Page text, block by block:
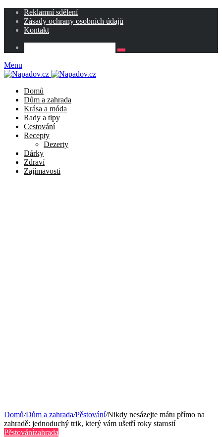
Reklamní sdělení
Zásady ochrany osobních údajů
Kontakt
Menu
Domů
Dům a zahrada
Krása a móda
Rady a tipy
Cestování
Recepty
Dezerty
Dárky
Zdraví
Zajímavosti
Domů/Dům a zahrada/Pěstování/Nikdy nesázejte mátu přímo na
zahradě: jednoduchý trik, který vám ušetří roky starostí
Pěstovánízahrada